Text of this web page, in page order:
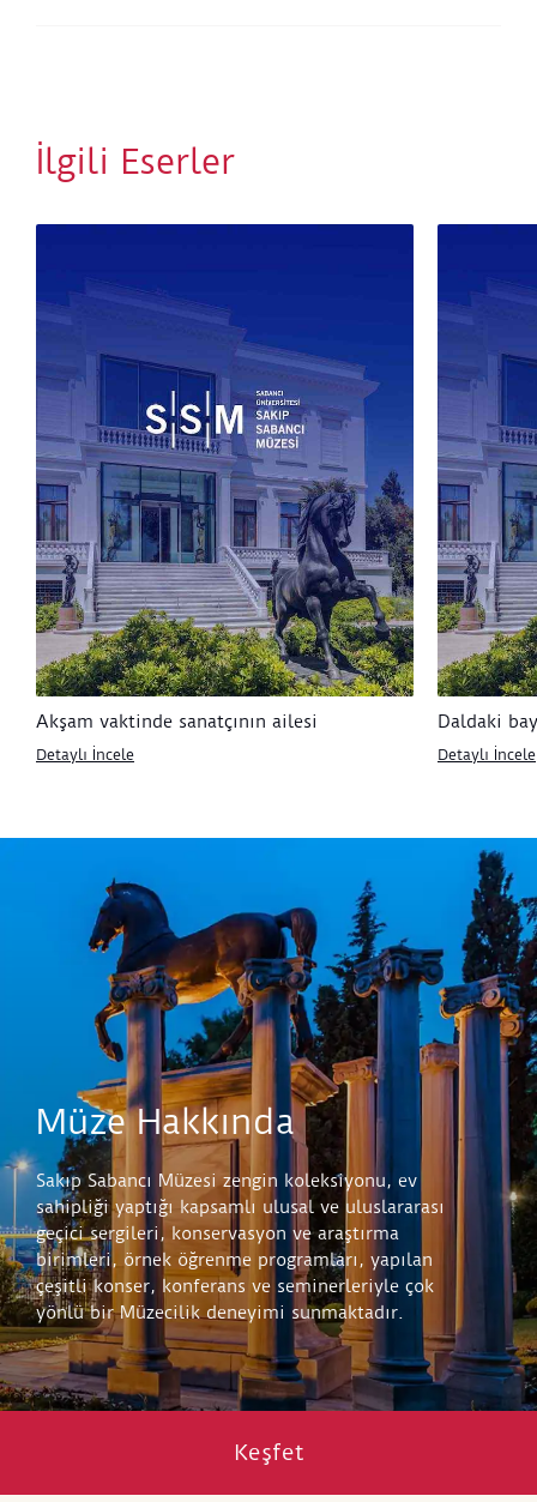
İlgili Eserler
Akşam vaktinde sanatçının ailesi
Detaylı İncele
Daldaki
Detaylı İncele
Müze Hakkında
Sakıp Sabancı Müzesi zengin koleksiyonu, ev
sahipliği yaptığı kapsamlı ulusal ve uluslararası
geçici sergileri, konservasyon ve araştırma
birimleri, örnek öğrenme programları, yapılan
çeşitli konser, konferans ve seminerleriyle çok
yönlü bir Müzecilik deneyimi sunmaktadır.
Keşfet